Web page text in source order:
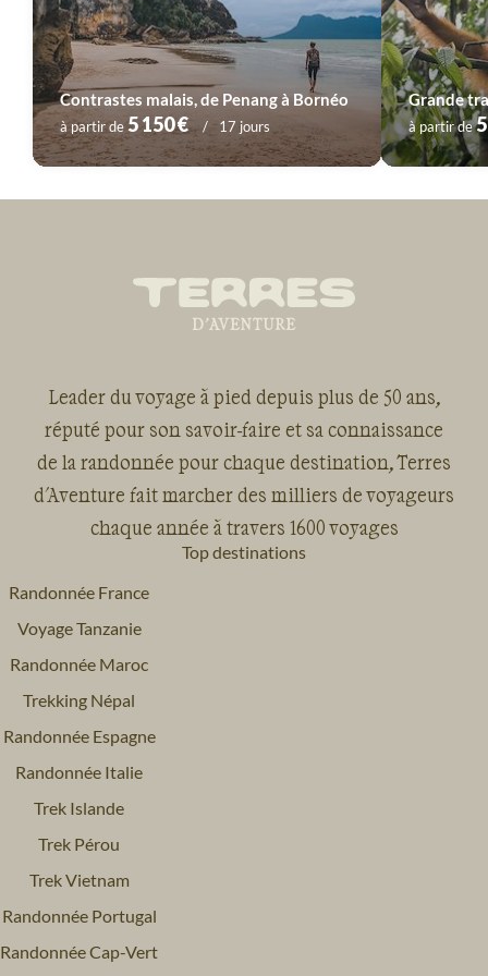
Contrastes malais, de Penang à Bornéo
à partir de5 150 € 17 jours
Grande
à partir de
Leader du voyage à pied depuis plus de 50 ans,
réputé pour son savoir-faire et sa connaissance
de la randonnée pour chaque destination, Terres
d'Aventure fait marcher des milliers de voyageurs
chaque année à travers 1600 voyages
Top destinations
Randonnée France
Voyage Tanzanie
Randonnée Maroc
Trekking Népal
Randonnée Espagne
Randonnée Italie
Trek Islande
Trek Pérou
Trek Vietnam
Randonnée Portugal
Randonnée Cap-Vert